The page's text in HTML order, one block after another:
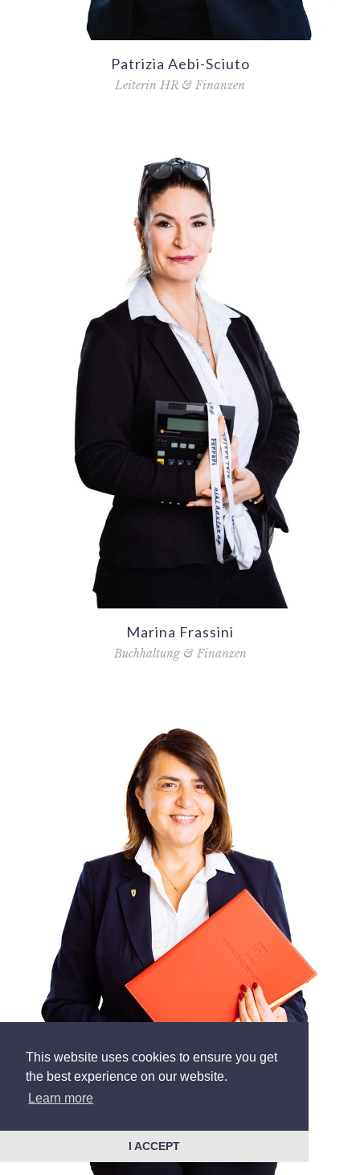
This website uses cookies to ensure you get
the best experience on our website.
Learn more
I ACCEPT
Patrizia Aebi-Sciuto
Leiterin HR & Finanzen
Marina Frassini
Buchhaltung & Finanzen